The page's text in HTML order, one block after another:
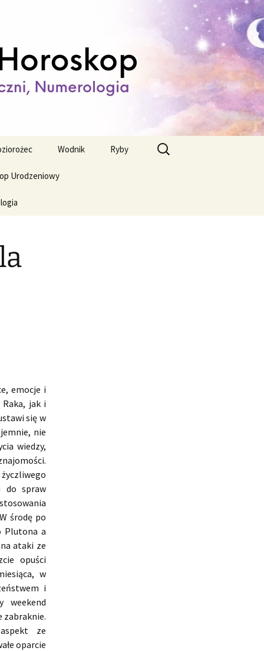
Wodnik Ryby
Urodzeniowy
Szukaj:
emocje i
jak i
się w
nie
wiedzy,
do spraw
środę po
Plutona a
ataki ze
opuści
w
i
weekend
zabraknie.
ze
oparcie